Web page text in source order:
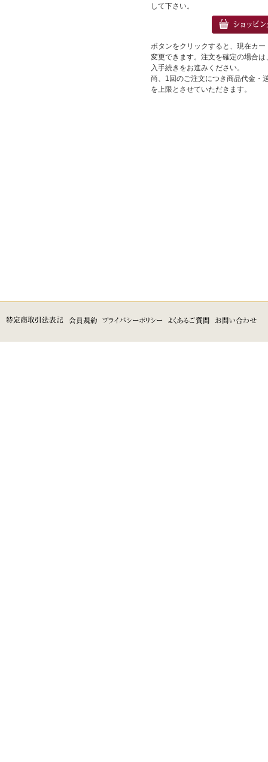
して下さい。
ボタンをクリックすると、現在カ
変更できます。注文を確定の場合
入手続きをお進みください。
尚、1回のご注文につき商品代金・
を上限とさせていただきます。